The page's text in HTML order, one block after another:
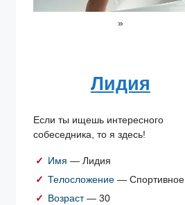
»
Лидия
Если ты ищешь интересного
собеседника, то я здесь!
Имя — Лидия
Телосложение — Спортивное
Возраст— 30